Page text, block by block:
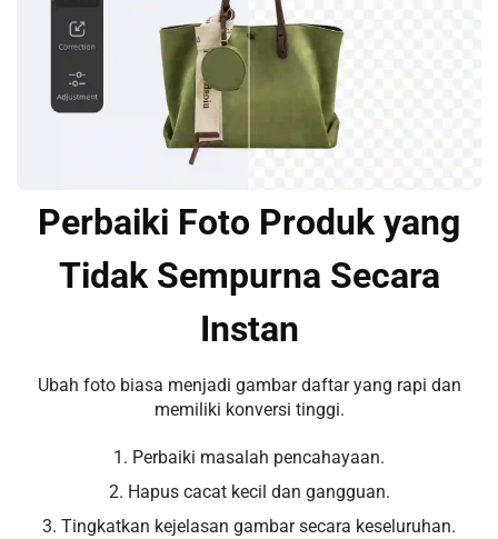
Perbaiki Foto Produk yang
Tidak Sempurna Secara
Instan
Ubah foto biasa menjadi gambar daftar yang rapi dan
memiliki konversi tinggi.
1. Perbaiki masalah pencahayaan.
2. Hapus cacat kecil dan gangguan.
3. Tingkatkan kejelasan gambar secara keseluruhan.